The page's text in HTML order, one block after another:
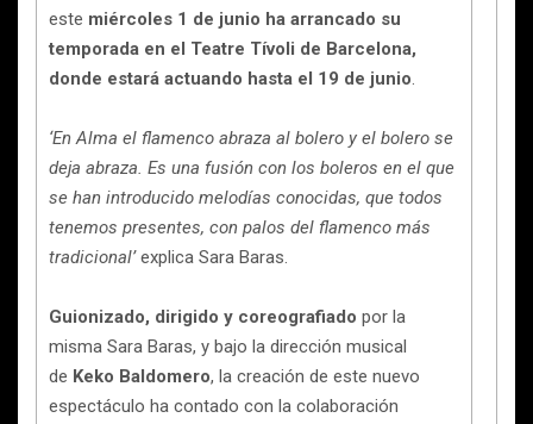
este miércoles 1 de junio ha arrancado su
temporada en el Teatre Tívoli de Barcelona,
donde estará actuando hasta el 19 de junio.
‘En Alma el flamenco abraza al bolero y el bolero se
deja abraza. Es una fusión con los boleros en el que
se han introducido melodías conocidas, que todos
tenemos presentes, con palos del flamenco más
tradicional’explica Sara Baras.
Guionizado, dirigido y coreografiado por la
misma Sara Baras, y bajo la dirección musical
de Keko Baldomero, la creación de este nuevo
espectáculo ha contado con la colaboración